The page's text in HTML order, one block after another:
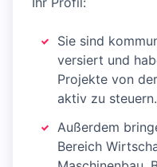
Sie sind
versiert und
Projekte von
aktiv zu steuern.
Außerdem
Bereich